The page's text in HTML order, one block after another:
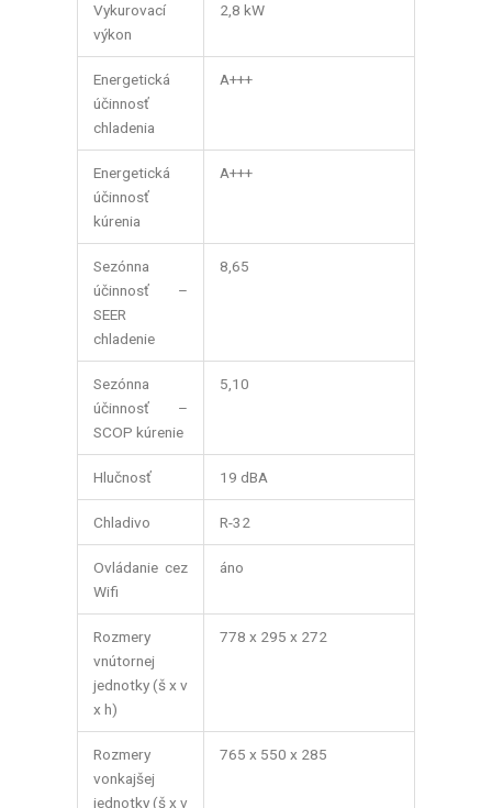
Vykurovací
výkon
2,8 kW
Energetická
účinnosť
chladenia
A+++
Energetická
účinnosť
kúrenia
A+++
Sezónna
účinnosť –
SEER
chladenie
8,65
Sezónna
účinnosť –
SCOP kúrenie
5,10
Hlučnosť 19 dBA
Chladivo R-32
Ovládanie cez
Wifi
áno
Rozmery
vnútornej
jednotky (š x v
x h)
778 x 295 x 272
Rozmery
vonkajšej
jednotky (š x v
765 x 550 x 285